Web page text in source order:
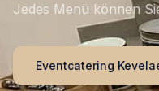
Jedes Menü können
Eventcatering